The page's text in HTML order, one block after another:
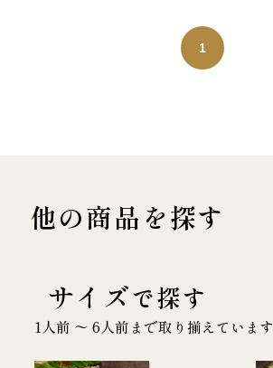
1
他の商品を探す
サイズで探す
1人前 〜 6人前まで取り揃えています